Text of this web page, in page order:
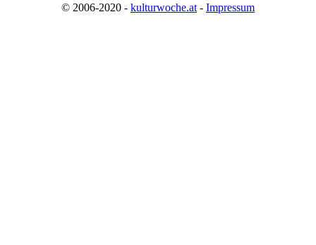
© 2006-2020 - kulturwoche.at - Impressum